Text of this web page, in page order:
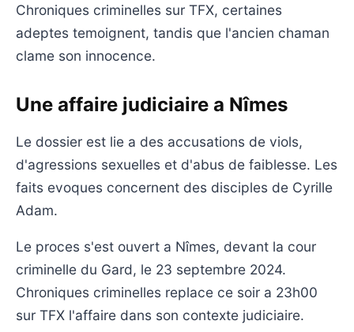
Chroniques criminelles sur TFX, certaines
adeptes temoignent, tandis que l'ancien chaman
clame son innocence.
Une affaire judiciaire a Nîmes
Le dossier est lie a des accusations de viols,
d'agressions sexuelles et d'abus de faiblesse. Les
faits evoques concernent des disciples de Cyrille
Adam.
Le proces s'est ouvert a Nîmes, devant la cour
criminelle du Gard, le 23 septembre 2024.
Chroniques criminelles replace ce soir a 23h00
sur TFX l'affaire dans son contexte judiciaire.